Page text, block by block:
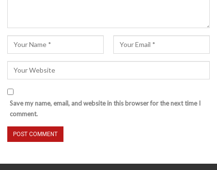
Save my name, email, and website in this browser for the next time I
comment.